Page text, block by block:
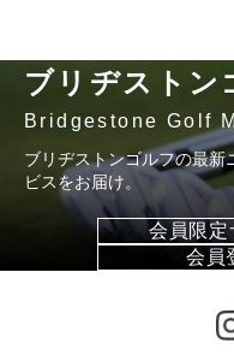
ブリヂストン
Bridgestone Golf
ブリヂストンゴルフの最新
ビスをお届け。
会員限定
会員